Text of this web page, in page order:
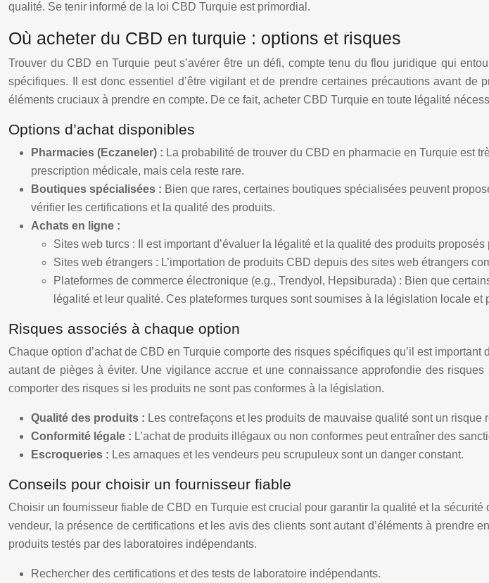
qualité. Se tenir informé de la loi CBD Turquie est primordial.
Où acheter du CBD en turquie : options et risques
Trouver du CBD en Turquie peut s’avérer être un défi, compte tenu du flou juridique qui
spécifiques. Il est donc essentiel d’être vigilant et de prendre certaines précautions avant
éléments cruciaux à prendre en compte. De ce fait, acheter CBD Turquie en toute légalité
Options d’achat disponibles
Pharmacies (Eczaneler) : La probabilité de trouver du CBD en pharmacie en Turquie est
prescription médicale, mais cela reste rare.
Boutiques spécialisées : Bien que rares, certaines boutiques spécialisées peuvent
vérifier les certifications et la qualité des produits.
Achats en ligne :
Sites web turcs : Il est important d’évaluer la légalité et la qualité des produits
Sites web étrangers : L’importation de produits CBD depuis des sites web étrangers
Plateformes de commerce électronique (e.g., Trendyol, Hepsiburada) : Bien que
légalité et leur qualité. Ces plateformes turques sont soumises à la législation locale
Risques associés à chaque option
Chaque option d’achat de CBD en Turquie comporte des risques spécifiques qu’il est
autant de pièges à éviter. Une vigilance accrue et une connaissance approfondie des
comporter des risques si les produits ne sont pas conformes à la législation.
Qualité des produits : Les contrefaçons et les produits de mauvaise qualité sont un risque
Conformité légale : L’achat de produits illégaux ou non conformes peut entraîner des
Escroqueries : Les arnaques et les vendeurs peu scrupuleux sont un danger constant.
Conseils pour choisir un fournisseur fiable
Choisir un fournisseur fiable de CBD en Turquie est crucial pour garantir la qualité et la
vendeur, la présence de certifications et les avis des clients sont autant d’éléments à prendre
produits testés par des laboratoires indépendants.
Rechercher des certifications et des tests de laboratoire indépendants.